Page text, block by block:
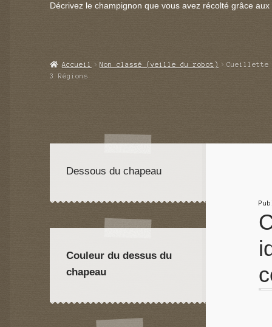
Décrivez le champignon que vous avez récolté grâce
Accueil Non classé (veille du robot)
Cueillette
3 Régions
Dessous du chapeau
Couleur du dessus du
chapeau